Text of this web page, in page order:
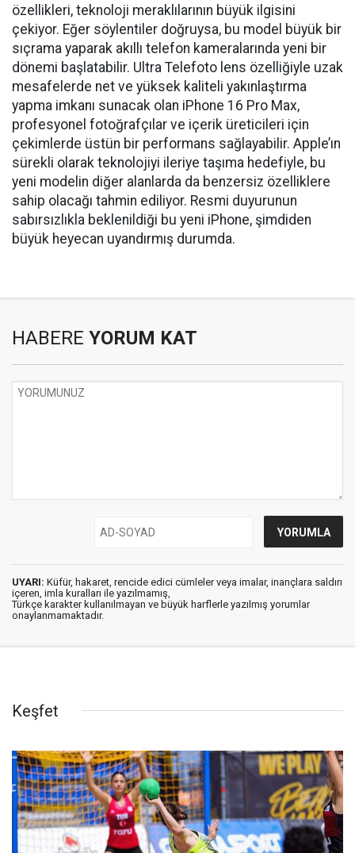
özellikleri, teknoloji meraklılarının büyük ilgisini
çekiyor. Eğer söylentiler doğruysa, bu model büyük bir
sıçrama yaparak akıllı telefon kameralarında yeni bir
dönemi başlatabilir. Ultra Telefoto lens özelliğiyle uzak
mesafelerde net ve yüksek kaliteli yakınlaştırma
yapma imkanı sunacak olan iPhone 16 Pro Max,
profesyonel fotoğrafçılar ve içerik üreticileri için
çekimlerde üstün bir performans sağlayabilir. Apple’ın
sürekli olarak teknolojiyi ileriye taşıma hedefiyle, bu
yeni modelin diğer alanlarda da benzersiz özelliklere
sahip olacağı tahmin ediliyor. Resmi duyurunun
sabırsızlıkla beklenildiği bu yeni iPhone, şimdiden
büyük heyecan uyandırmış durumda.
HABERE YORUM KAT
UYARI: Küfür, hakaret, rencide edici cümleler veya imalar, inançlara saldırı
içeren, imla kuralları ile yazılmamış,
Türkçe karakter kullanılmayan ve büyük harflerle yazılmış yorumlar
onaylanmamaktadır.
Keşfet